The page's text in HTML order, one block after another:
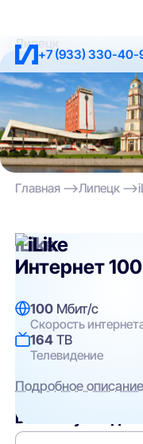
+7 (933) 330-40-
Липецк
Главная Липецк
iLike
Интернет
100 Мбит/с
Скорость
164 ТВ
Телевидение
Подробное описание
Вам могут